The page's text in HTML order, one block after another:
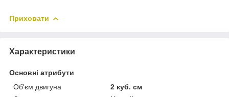
Приховати
Характеристики
Основні атрибути
Об'єм двигуна
2 куб. см